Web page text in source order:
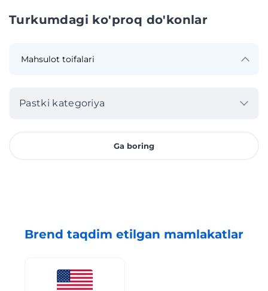
Turkumdagi ko'proq do'konlar
Pastki kategoriya
Ga boring
Brend taqdim etilgan mamlakatlar